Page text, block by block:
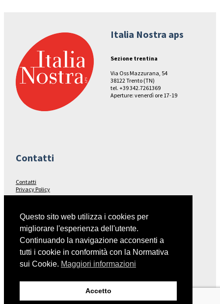
Italia Nostra aps
Sezione trentina
Via Oss Mazzurana, 54
38122 Trento (TN)
tel. +39 342.7261369
Aperture: venerdì ore 17-19
Contatti
Contatti
Privacy Policy
Seguici su…
Facebook
Italia Nostra – Sito Nazionale
Questo sito web utilizza i cookies per
migliorare l'esperienza dell'utente.
Continuando la navigazione acconsenti a
tutti i cookie in conformità con la Normativa
sui Cookie. Maggiori informazioni
Accetto